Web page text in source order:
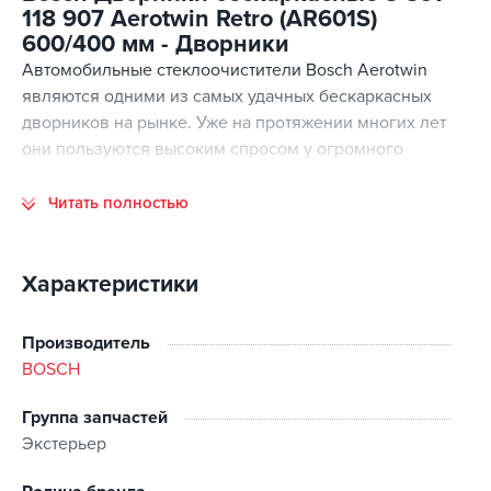
118 907 Aerotwin Retro (AR601S)
600/400 мм - Дворники
Автомобильные стеклоочистители Bosch Aerotwin
являются одними из самых удачных бескаркасных
дворников на рынке. Уже на протяжении многих лет
они пользуются высоким спросом у огромного
Украины, но и за ее пределами.
количество тестов и испытаний еще на этапе
производства, что практически полностью исключает
потребителю.
производителя, поэтому имеет очень широкий
диапазон размеров и типов креплений. Данные
дворники можно с легкостью подобрать практически
Читать полностью
Характеристики
Производитель
BOSCH
Группа запчастей
Экстерьер